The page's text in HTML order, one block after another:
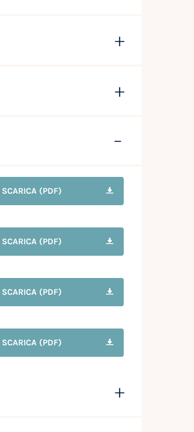
SCARICA (PDF)
SCARICA (PDF)
SCARICA (PDF)
SCARICA (PDF)